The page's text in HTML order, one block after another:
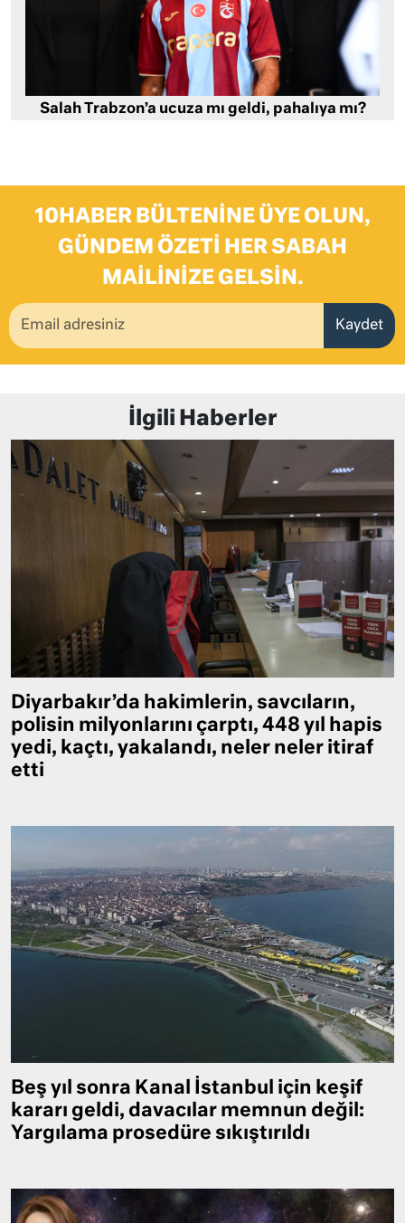
Salah Trabzon’a ucuza mı geldi, pahalıya mı?
10HABER BÜLTENINE ÜYE OLUN,
GÜNDEM ÖZETI HER SABAH
MAILINIZE GELSIN.
Kaydet
İlgili Haberler
Diyarbakır’da hakimlerin, savcıların,
polisin milyonlarını çarptı, 448 yıl hapis
yedi, kaçtı, yakalandı, neler neler itiraf
etti
Beş yıl sonra Kanal İstanbul için keşif
kararı geldi, davacılar memnun değil:
Yargılama prosedüre sıkıştırıldı